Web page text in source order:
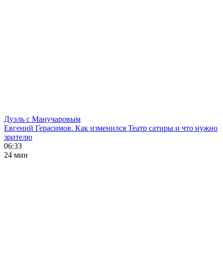
Дуэль с Манучаровым
Евгений Герасимов. Как изменился Театр сатиры и что нужно
зрителю
06:33
24 мин